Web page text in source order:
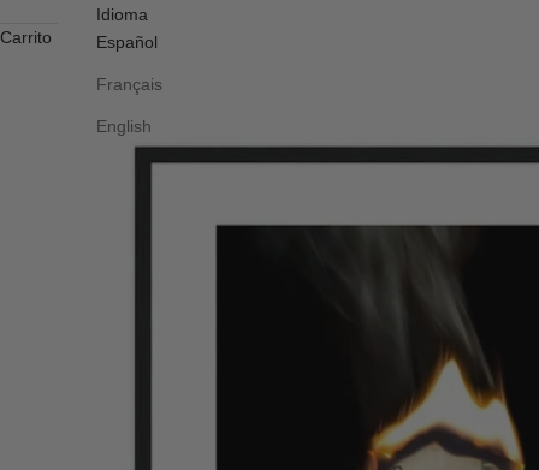
Idioma
Español
Français
English
Carrito